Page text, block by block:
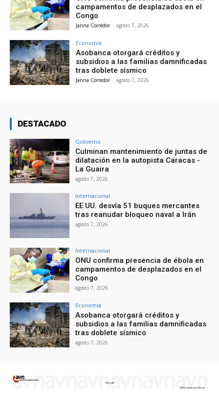
campamentos de desplazados en el
Congo
Janna Corredor - agosto 7, 2026
Economía
Asobanca otorgará créditos y
subsidios a las familias damnificadas
tras doblete sísmico
Janna Corredor - agosto 7, 2026
DESTACADO
Gobierno
Culminan mantenimiento de juntas de
dilatación en la autopista Caracas -
La Guaira
agosto 7, 2026
Internacional
EE.UU. desvía 51 buques mercantes
tras reanudar bloqueo naval a Irán
agosto 7, 2026
Internacional
ONU confirma presencia de ébola en
campamentos de desplazados en el
Congo
agosto 7, 2026
Economía
Asobanca otorgará créditos y
subsidios a las familias damnificadas
tras doblete sísmico
agosto 7, 2026